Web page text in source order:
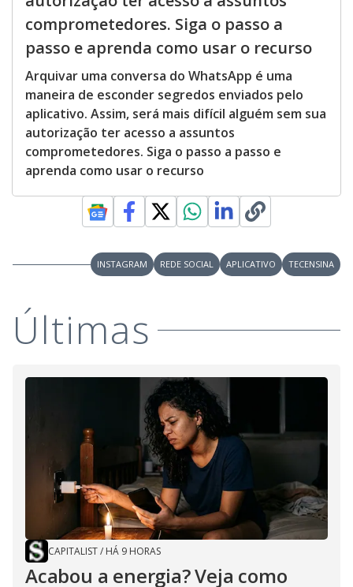
comprometedores. Siga o passo a
passo e aprenda como usar o recurso
Arquivar uma conversa do WhatsApp é uma
maneira de esconder segredos enviados pelo
aplicativo. Assim, será mais difícil alguém sem sua
autorização ter acesso a assuntos
comprometedores. Siga o passo a passo e
aprenda como usar o recurso
INSTAGRAM REDE SOCIAL APLICATIVO TECENSINA
Últimas
CAPITALIST/ HÁ 9 HORAS
Acabou a energia? Veja como